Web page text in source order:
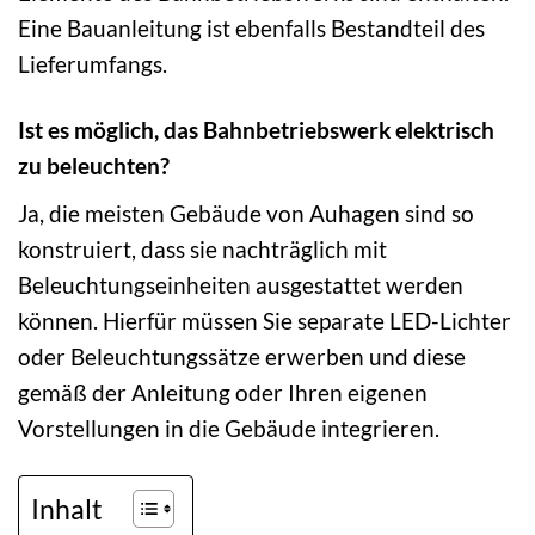
Eine Bauanleitung ist ebenfalls Bestandteil des
Lieferumfangs.
Ist es möglich, das Bahnbetriebswerk elektrisch
zu beleuchten?
Ja, die meisten Gebäude von Auhagen sind so
konstruiert, dass sie nachträglich mit
Beleuchtungseinheiten ausgestattet werden
können. Hierfür müssen Sie separate LED-Lichter
oder Beleuchtungssätze erwerben und diese
gemäß der Anleitung oder Ihren eigenen
Vorstellungen in die Gebäude integrieren.
Inhalt